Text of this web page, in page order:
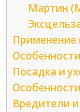
Мартин
Посадка и
Вредители